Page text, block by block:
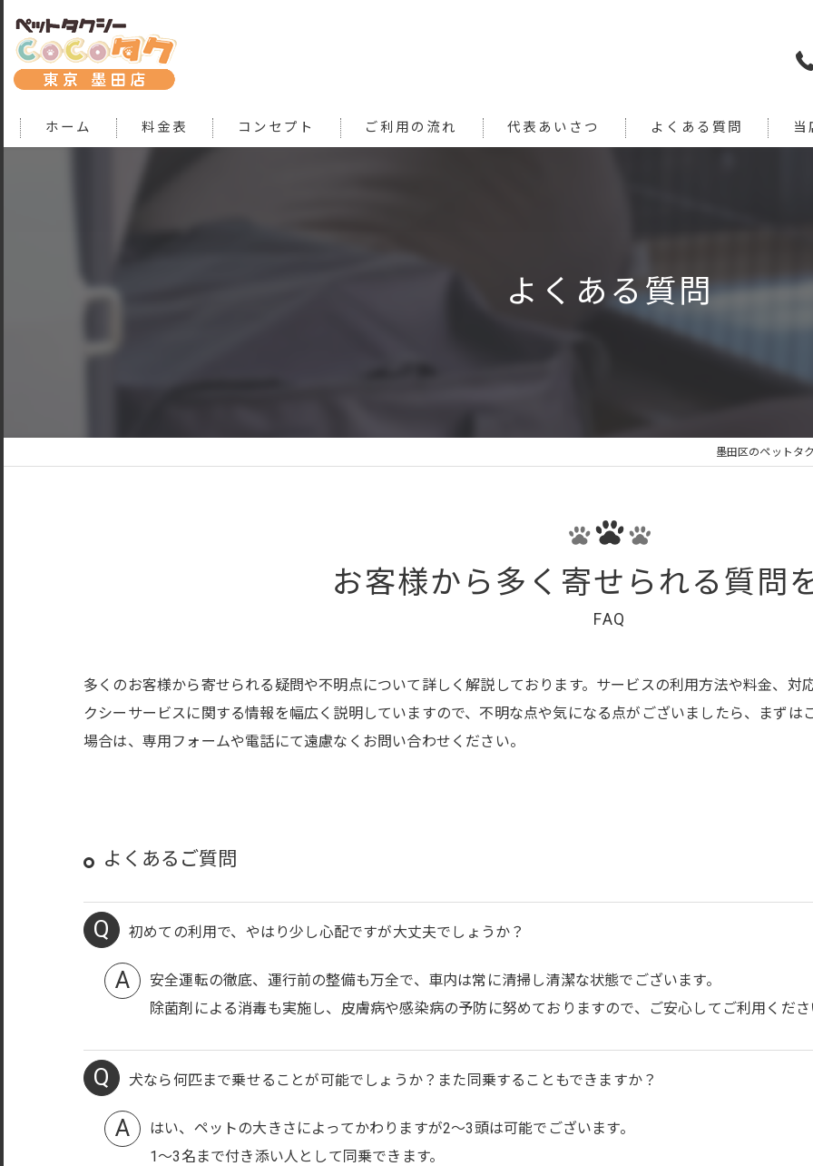
ホーム 料金表 コンセプト ご利用の流れ 代表あいさつ よくある質問 当
よくある質問
墨田区のペットタ
お客様から多く寄せられる質問
FAQ
多くのお客様から寄せられる疑問や不明点について詳しく解説しております。サービスの利用方法や料金、対
クシーサービスに関する情報を幅広く説明していますので、不明な点や気になる点がございましたら、まず
場合は、専用フォームや電話にて遠慮なくお問い合わせください。
よくあるご質問
初めての利用で、やはり少し心配ですが大丈夫でしょうか？
安全運転の徹底、運行前の整備も万全で、車内は常に清掃し清潔な状態でございます。
除菌剤による消毒も実施し、皮膚病や感染病の予防に努めておりますので、ご安心してご利用くだ
犬なら何匹まで乗せることが可能でしょうか？また同乗することもできますか？
はい、ペットの大きさによってかわりますが2～3頭は可能でございます。
1～3名まで付き添い人として同乗できます。